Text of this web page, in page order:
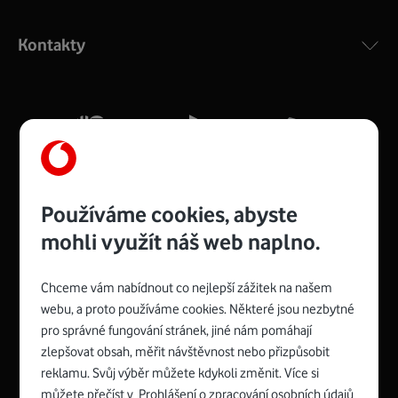
silný signál pro celou domácnost. Kompaktní rozměry 21
Více o COMPAL CH7465VF
Zyxel VMG8623-T50B:
Rozměry modemu jsou 16 x 22 x 7,5 cm (včetně stojánku)
a nabízí 4 gigabitové LAN porty a bezdrátové připojení Wi-
Spojte se s Vodafonem
Kontakty
Používáme cookies, abyste
mohli využít náš web naplno.
Chceme vám nabídnout co nejlepší zážitek na našem
webu, a proto používáme cookies. Některé jsou nezbytné
pro správné fungování stránek, jiné nám pomáhají
zlepšovat obsah, měřit návštěvnost nebo přizpůsobit
reklamu. Svůj výběr můžete kdykoli změnit. Více si
můžete přečíst v Prohlášení o zpracování osobních údajů